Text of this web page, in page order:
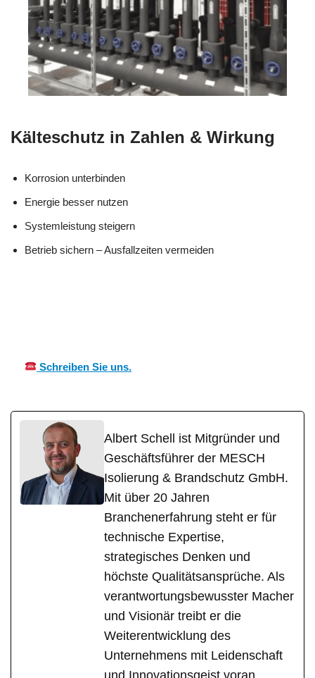
Kälteschutz in Zahlen & Wirkung
Korrosion unterbinden
Energie besser nutzen
Systemleistung steigern
Betrieb sichern – Ausfallzeiten vermeiden
Schreiben Sie uns.
Albert Schell ist Mitgründer und
Geschäftsführer der MESCH
Isolierung & Brandschutz GmbH.
Mit über 20 Jahren
Branchenerfahrung steht er für
technische Expertise,
strategisches Denken und
höchste Qualitätsansprüche. Als
verantwortungsbewusster Macher
und Visionär treibt er die
Weiterentwicklung des
Unternehmens mit Leidenschaft
und Innovationsgeist voran.